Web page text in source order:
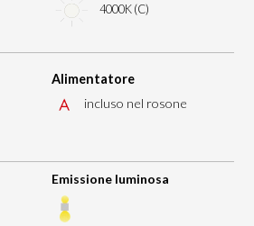
4000K (C)
Alimentatore
incluso nel rosone
Emissione luminosa